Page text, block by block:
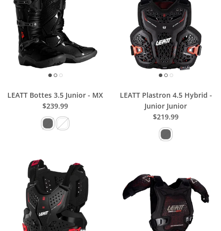
LEATT Bottes 3.5 Junior - MX
$239.99
LEATT Plastron 4.5 Hybrid -
Junior Junior
$219.99